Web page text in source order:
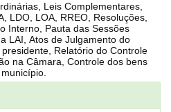
Complementares,
RREO, Resoluções,
Interno, Pauta das Sessões
LAI, Atos de Julgamento do
município.